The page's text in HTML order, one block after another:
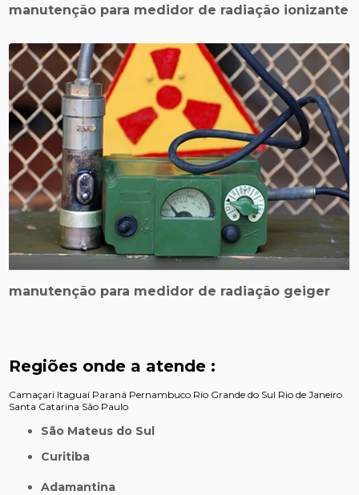
manutenção para medidor de radiação ionizante
manutenção para medidor de radiação geiger
Regiões onde a atende :
Camaçari Itaguaí Paraná Pernambuco Rio Grande do Sul Rio de Janeiro
Santa Catarina São Paulo
São Mateus do Sul
Curitiba
Adamantina